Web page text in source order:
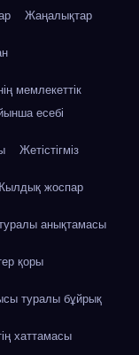
Жаңалықтар
мемлекеттік
есебі
Жетістігміз
жоспар
анықтамасы
қоры
туралы бұйрық
хаттамасы